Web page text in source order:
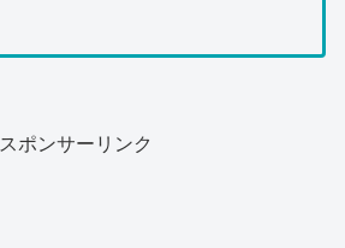
スポンサーリンク